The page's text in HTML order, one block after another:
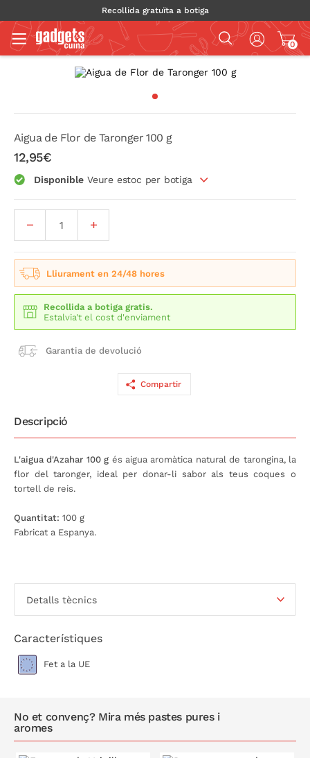
Recollida gratuïta a botiga
0
Aigua de Flor de Taronger 100 g
12,95€
Disponible Veure estoc per botiga
Lliurament en 24/48 hores
Recollida a botiga gratis.
Estalvia't el cost d'enviament
Garantia de devolució
Compartir
Descripció
L'aigua d'Azahar 100 g és aigua aromàtica natural de tarongina, la
flor del taronger, ideal per donar-li sabor als teus coques o
tortell de reis.
Quantitat: 100 g
Fabricat a Espanya.
Detalls tècnics
Característiques
Fet a la UE
No et convenç? Mira més pastes pures i
aromes